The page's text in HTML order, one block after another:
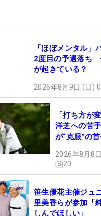
「ほぼメンタル」
2度目の予選落ち
が起きている？
2026年8月9日 (日)
「打ち方が
洋芝への苦
が“克服”の
2026年8月8
20
笹生優花主催ジュ
里美香らが参加「
しんでほしい」